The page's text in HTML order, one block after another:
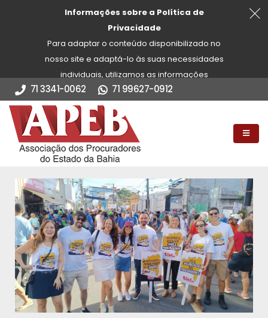
Informações sobre a Política de
Privacidade
Para adaptar o conteúdo disponibilizado no
nosso site e adaptá-lo às suas necessidades
individuais, utilizamos as informações
guardadas através de cookies. Você pode
controlar os cookies usando as configurações
do seu navegador. Ao continuar a usar o site
da APEB sem alterar as configurações do
navegador, você aceita o uso de cookies.
71 3341-0062 71 99627-0912